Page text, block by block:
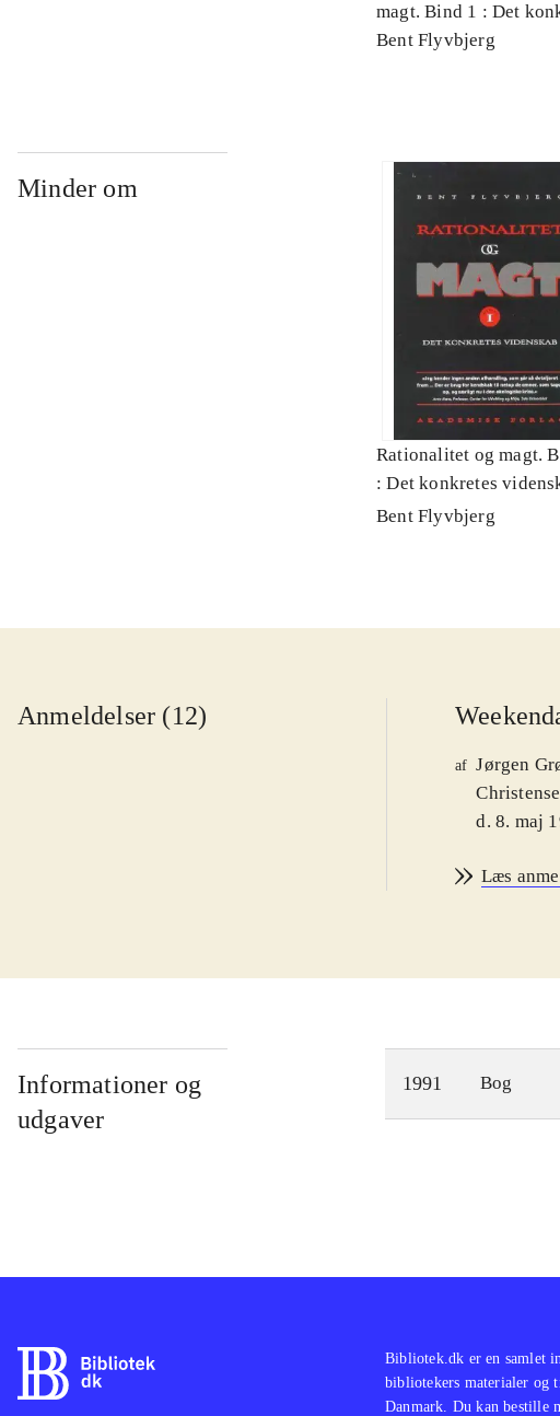
magt. Bind 1 : Det
videnskab
Bent Flyvbjerg
Minder om
Rationalitet og magt.
: Det konkretes
Bent Flyvbjerg
Anmeldelser (12)
af Jørgen
d. 8. maj
Læs
Informationer og
udgaver
1991 Bog
Bibliotek.dk er en samlet
bibliotekers materialer og
Danmark. Du kan bestille